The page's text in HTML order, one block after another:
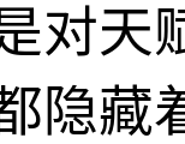
对天
隐藏